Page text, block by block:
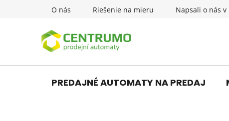
O nás Riešenie na mieru Napsali o nás v
PREDAJNÉ AUTOMATY NA PREDAJ